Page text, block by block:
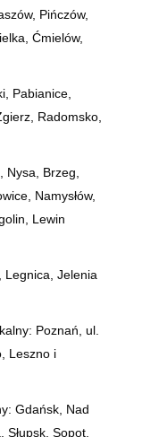
Pińczów,
Ćmielów,
Pabianice,
Radomsko,
Brzeg,
Namysłów,
Lewin
Legnica, Jelenia
Poznań, ul.
Leszno i
Gdańsk, Nad
Sopot,